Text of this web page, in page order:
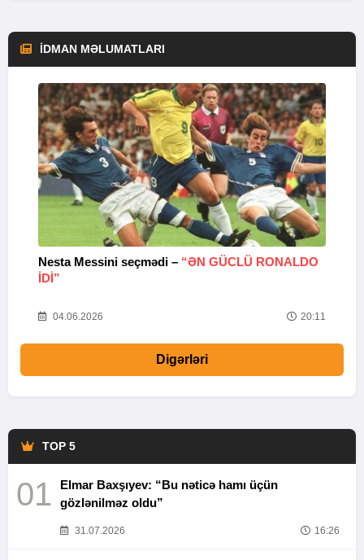
İDMAN MƏLUMATLARI
Nesta Messini seçmədi – “ƏN GÜCLÜ RONALDO
IDI”
04.06.2026 20:11
Digərləri
TOP 5
01
Elmar Baxşıyev: “Bu nəticə hamı üçün
gözlənilməz oldu”
31.07.2026 16:26